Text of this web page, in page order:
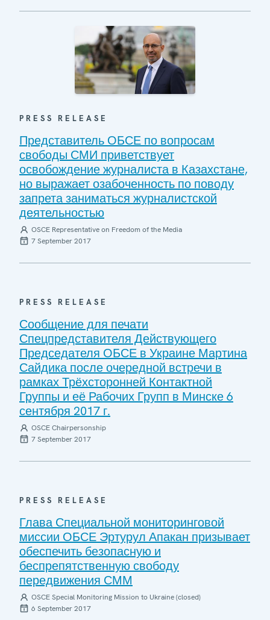
PRESS RELEASE
Представитель ОБСЕ по вопросам
свободы СМИ приветствует
освобождение журналиста в Казахстане,
но выражает озабоченность по поводу
запрета заниматься журналистской
деятельностью
OSCE Representative on Freedom of the Media
7 September 2017
PRESS RELEASE
Сообщение для печати
Спецпредставителя Действующего
Председателя ОБСЕ в Украине Мартина
Сайдика после очередной встречи в
рамках Трёхсторонней Контактной
Группы и её Рабочих Групп в Минске 6
сентября 2017 г.
OSCE Chairpersonship
7 September 2017
PRESS RELEASE
Глава Специальной мониторинговой
миссии ОБСЕ Эртурул Апакан призывает
обеспечить безопасную и
беспрепятственную свободу
передвижения СММ
OSCE Special Monitoring Mission to Ukraine (closed)
6 September 2017